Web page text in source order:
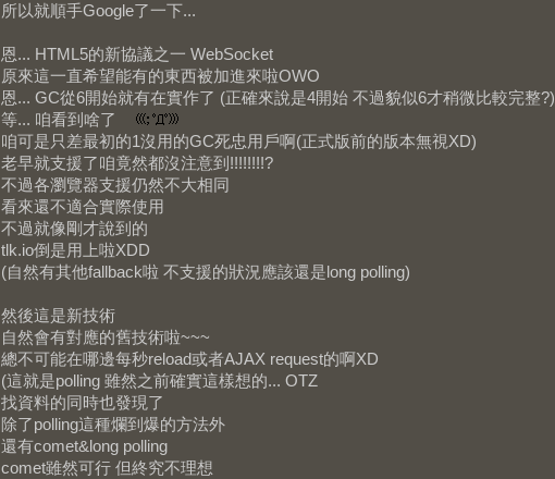
所以就順手Google了一下...
恩... HTML5的新協議之一 WebSocket
原來這一直希望能有的東西被加進來啦OWO
恩... GC從6開始就有在實作了 (正確來說是4開始 不過貌似6才稍微比較完整?)
等... 咱看到啥了
咱可是只差最初的1沒用的GC死忠用戶啊(正式版前的版本無視XD)
老早就支援了咱竟然都沒注意到!!!!!!!!?
不過各瀏覽器支援仍然不大相同
看來還不適合實際使用
不過就像剛才說到的
tlk.io倒是用上啦XDD
(自然有其他fallback啦 不支援的狀況應該還是long polling)
然後這是新技術
自然會有對應的舊技術啦~~~
總不可能在哪邊每秒reload或者AJAX request的啊XD
(這就是polling 雖然之前確實這樣想的... OTZ
找資料的同時也發現了
除了polling這種爛到爆的方法外
還有comet&long polling
comet雖然可行 但終究不理想